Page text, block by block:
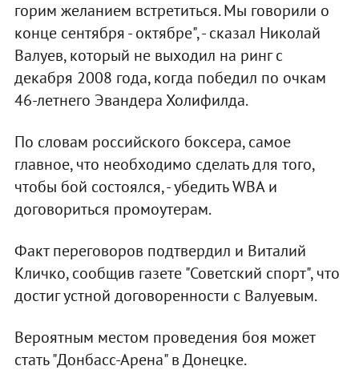
горим желанием встретиться. Мы говорили о
конце сентября - октябре", - сказал Николай
Валуев, который не выходил на ринг с
декабря 2008 года, когда победил по очкам
46-летнего Эвандера Холифилда.
По словам российского боксера, самое
главное, что необходимо сделать для того,
чтобы бой состоялся, - убедить WBA и
договориться промоутерам.
Факт переговоров подтвердил и Виталий
Кличко, сообщив газете "Советский спорт", что
достиг устной договоренности с Валуевым.
Вероятным местом проведения боя может
стать "Донбасс-Арена" в Донецке.